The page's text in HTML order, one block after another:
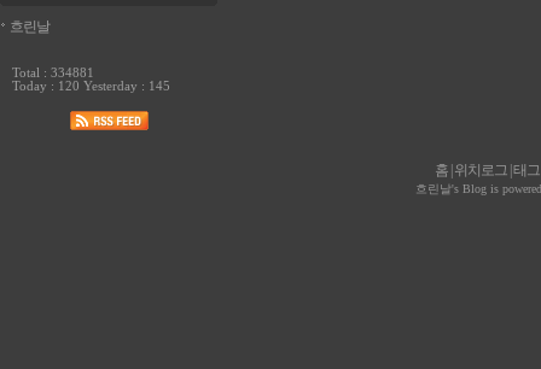
흐린날
Total : 334881
Today : 120 Yesterday : 145
홈| 위치로그| 태그
흐린날's Blog is